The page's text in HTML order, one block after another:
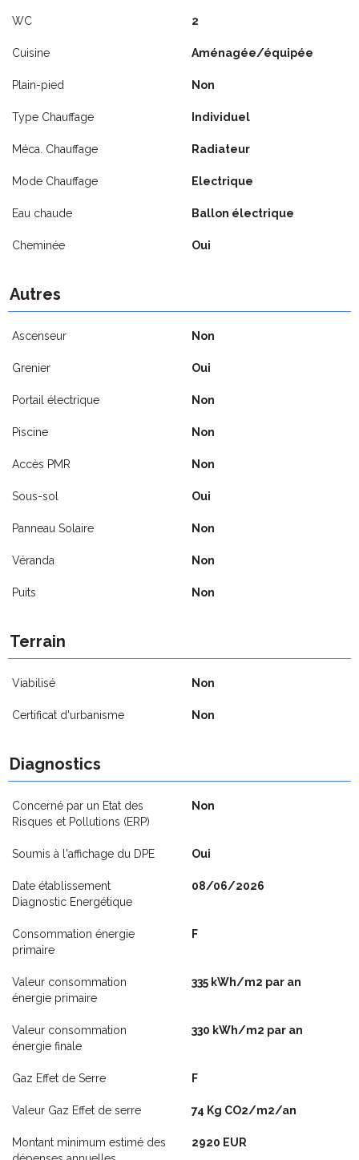
WC 2
Cuisine Aménagée/équipée
Plain-pied Non
Type Chauffage Individuel
Méca. Chauffage Radiateur
Mode Chauffage Electrique
Eau chaude Ballon électrique
Cheminée Oui
Autres
Ascenseur Non
Grenier Oui
Portail électrique Non
Piscine Non
Accès PMR Non
Sous-sol Oui
Panneau Solaire Non
Véranda Non
Puits Non
Terrain
Viabilisé Non
Certificat d'urbanisme Non
Diagnostics
Concerné par un Etat des
Risques et Pollutions (ERP)
Non
Soumis à l'affichage du DPE Oui
Date établissement
Diagnostic Energétique
08/06/2026
Consommation énergie
primaire
F
Valeur consommation
énergie primaire
335 kWh/m2 par an
Valeur consommation
énergie finale
330 kWh/m2 par an
Gaz Effet de Serre F
Valeur Gaz Effet de serre 74 Kg CO2/m2/an
Montant minimum estimé des
2920 EUR